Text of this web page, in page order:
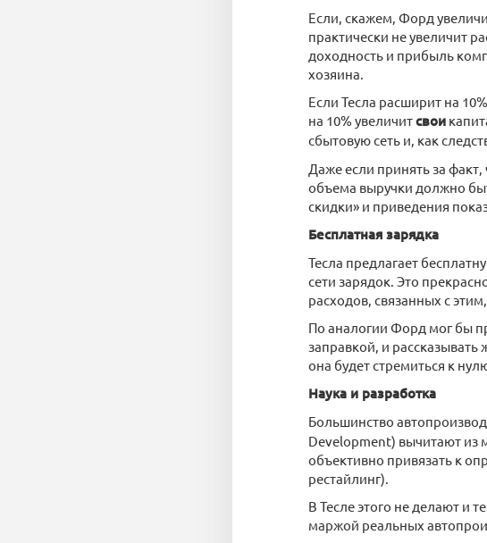
Если, скажем, Форд
практически не увеличит
доходность и прибыль
хозяина.
Если Тесла расширит на
на 10% увеличитсвои
сбытовую сеть и, как
Даже если принять за
объема выручки должно
скидки» и приведения
Бесплатная зарядка
Тесла предлагает
сети зарядок. Это
расходов, связанных с
По аналогии Форд мог бы
заправкой, и
она будет стремиться к
Наука и разработка
Большинство
Development) вычитают
объективно привязать к
рестайлинг).
В Тесле этого не делают и
маржой реальных